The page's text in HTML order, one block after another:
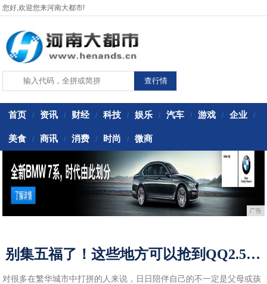
您好,欢迎您来河南大都市!
首页 / 资讯 / 财经 / 科技 / 娱乐 / 汽车 / 游戏 / 企业 /
美食 / 商讯 / 消费 / 时尚 / 微商
广告
别集五福了！这些地方可以抢到QQ2.5亿大额红包！!
对很多在繁华城市中打拼的人来说，日日陪伴自己的不一定是父母或孩